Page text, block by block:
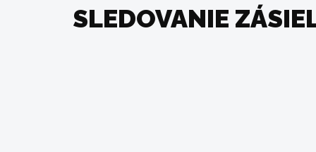
SLEDOVANIE